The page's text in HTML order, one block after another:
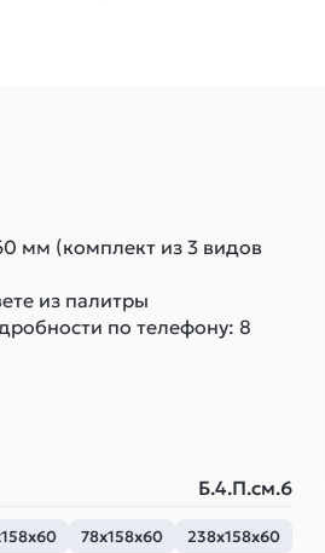
мм (комплект из 3 видов
из палитры
по телефону: 8
Б.4.П.см.6
78х158х60 238х158х60